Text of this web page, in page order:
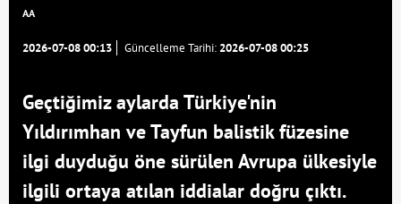
AA
2026-07-08 00:13 Güncelleme Tarihi:2026-07-08 00:25
Geçtiğimiz aylarda Türkiye'nin
Yıldırımhan ve Tayfun balistik füzesine
ilgi duyduğu öne sürülen Avrupa ülkesiyle
ilgili ortaya atılan iddialar doğru çıktı.